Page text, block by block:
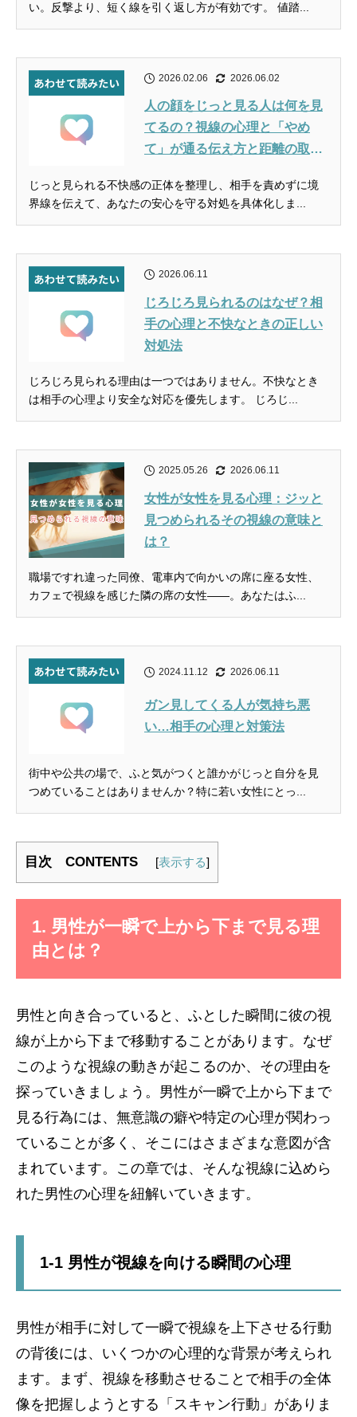
い。反撃より、短く線を引く返し方が有効です。 値踏...
2026.02.06 2026.06.02
人の顔をじっと見る人は何を見
てるの？視線の心理と「やめ
て」が通る伝え方と距離の取り
じっと見られる不快感の正体を整理し、相手を責めずに境
界線を伝えて、あなたの安心を守る対処を具体化しま...
2026.06.11
じろじろ見られるのはなぜ？相
手の心理と不快なときの正しい
対処法
じろじろ見られる理由は一つではありません。不快なとき
は相手の心理より安全な対応を優先します。 じろじ...
2025.05.26 2026.06.11
女性が女性を見る心理：ジッと
見つめられるその視線の意味と
は？
職場ですれ違った同僚、電車内で向かいの席に座る女性、
カフェで視線を感じた隣の席の女性――。あなたはふ...
2024.11.12 2026.06.11
ガン見してくる人が気持ち悪
い…相手の心理と対策法
街中や公共の場で、ふと気がつくと誰かがじっと自分を見
つめていることはありませんか？特に若い女性にとっ...
目次 CONTENTS [表示する]
1. 男性が一瞬で上から下まで見る理
由とは？
男性と向き合っていると、ふとした瞬間に彼の視
線が上から下まで移動することがあります。なぜ
このような視線の動きが起こるのか、その理由を
探っていきましょう。男性が一瞬で上から下まで
見る行為には、無意識の癖や特定の心理が関わっ
ていることが多く、そこにはさまざまな意図が含
まれています。この章では、そんな視線に込めら
れた男性の心理を紐解いていきます。
1-1 男性が視線を向ける瞬間の心理
男性が相手に対して一瞬で視線を上下させる行動
の背後には、いくつかの心理的な背景が考えられ
ます。まず、視線を移動させることで相手の全体
像を把握しようとする「スキャン行動」がありま